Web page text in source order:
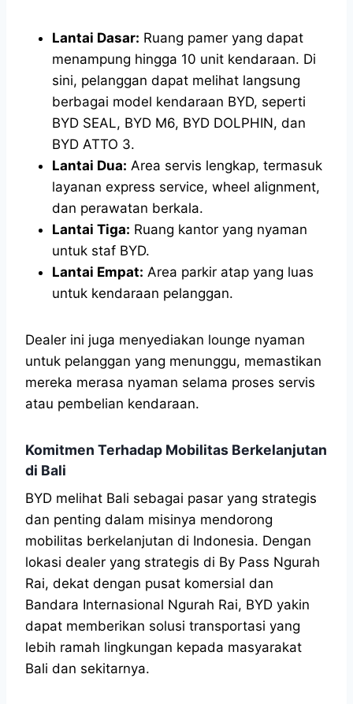
Lantai Dasar: Ruang pamer yang dapat
menampung hingga 10 unit kendaraan. Di
sini, pelanggan dapat melihat langsung
berbagai model kendaraan BYD, seperti
BYD SEAL, BYD M6, BYD DOLPHIN, dan
BYD ATTO 3.
Lantai Dua: Area servis lengkap, termasuk
layanan express service, wheel alignment,
dan perawatan berkala.
Lantai Tiga: Ruang kantor yang nyaman
untuk staf BYD.
Lantai Empat: Area parkir atap yang luas
untuk kendaraan pelanggan.
Dealer ini juga menyediakan lounge nyaman
untuk pelanggan yang menunggu, memastikan
mereka merasa nyaman selama proses servis
atau pembelian kendaraan.
Komitmen Terhadap Mobilitas Berkelanjutan
di Bali
BYD melihat Bali sebagai pasar yang strategis
dan penting dalam misinya mendorong
mobilitas berkelanjutan di Indonesia. Dengan
lokasi dealer yang strategis di By Pass Ngurah
Rai, dekat dengan pusat komersial dan
Bandara Internasional Ngurah Rai, BYD yakin
dapat memberikan solusi transportasi yang
lebih ramah lingkungan kepada masyarakat
Bali dan sekitarnya.